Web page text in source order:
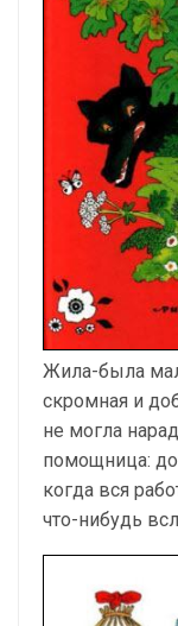
Жила-была
скромная и
не могла
помощница:
когда вся
что-нибудь